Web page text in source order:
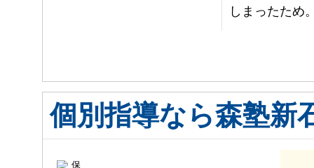
しまったため
個別指導なら森塾新